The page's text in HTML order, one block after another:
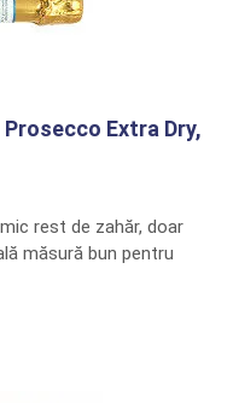
Extra Dry,
rest de zahăr, doar
măsură bun pentru